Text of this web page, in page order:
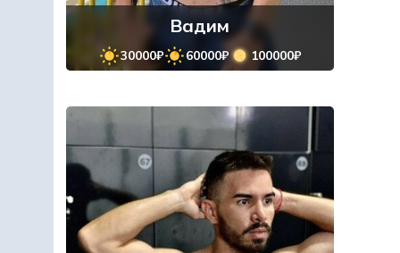
Вадим
30000₽ 60000₽ 100000₽